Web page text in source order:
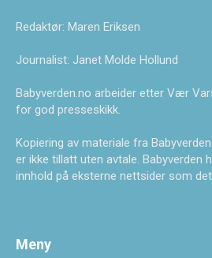
Redaktør: Maren Eriksen
Journalist: Janet Molde Hollund
Babyverden.no arbeider etter Vær
for god presseskikk.
Kopiering av materiale fra
er ikke tillatt uten avtale. Babyverden
innhold på eksterne nettsider som
Meny